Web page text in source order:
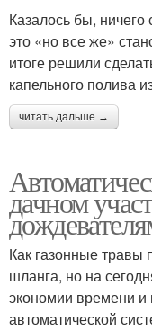
Казалось бы,
это «но все же»
итоге решили
капельного полива
читать дальше →
дачном
Как газонные травы
шланга, но на
экономии времени
автоматической